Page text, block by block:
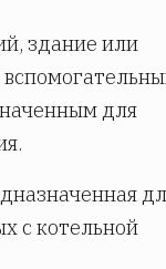
здание или
для
с котельной